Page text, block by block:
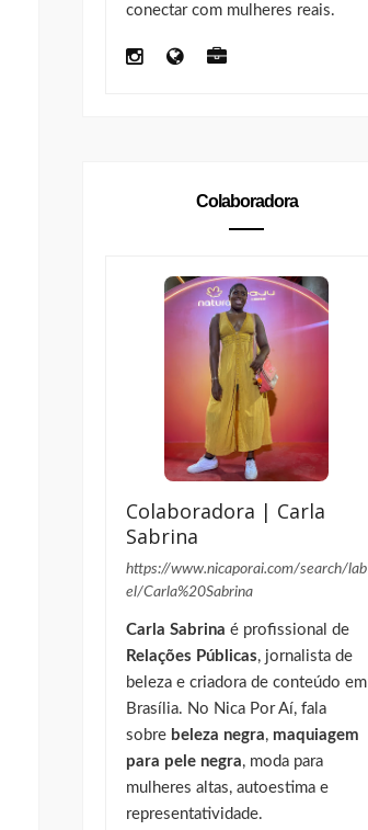
conectar com mulheres reais.
Colaboradora
Colaboradora | Carla
Sabrina
https://www.nicaporai.com/search/lab
el/Carla%20Sabrina
Carla Sabrina é profissional de
Relações Públicas, jornalista de
beleza e criadora de conteúdo em
Brasília. No Nica Por Aí, fala
sobre beleza negra, maquiagem
para pele negra, moda para
mulheres altas, autoestima e
representatividade.